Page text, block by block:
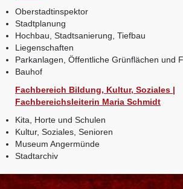
Oberstadtinspektor
Stadtplanung
Hochbau, Stadtsanierung, Tiefbau
Liegenschaften
Parkanlagen, Öffentliche Grünflächen und
Bauhof
Fachbereich Bildung, Kultur, Soziales |
Fachbereichsleiterin Maria Schmidt
Kita, Horte und Schulen
Kultur, Soziales, Senioren
Museum Angermünde
Stadtarchiv